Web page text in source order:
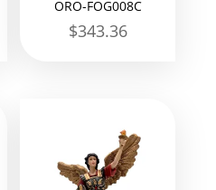
ORO-FOG008C
$343.36